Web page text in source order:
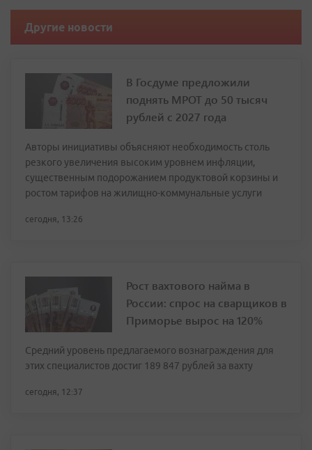
Другие новости
В Госдуме предложили
поднять МРОТ до 50 тысяч
рублей с 2027 года
Авторы инициативы объясняют необходимость столь
резкого увеличения высоким уровнем инфляции,
существенным подорожанием продуктовой корзины и
ростом тарифов на жилищно-коммунальные услуги
сегодня, 13:26
Рост вахтового найма в
России: спрос на сварщиков в
Приморье вырос на 120%
Средний уровень предлагаемого вознаграждения для
этих специалистов достиг 189 847 рублей за вахту
сегодня, 12:37